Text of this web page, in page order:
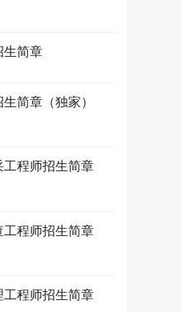
生简章
简章（独家）
工程师招生简章
工程师招生简章
工程师招生简章